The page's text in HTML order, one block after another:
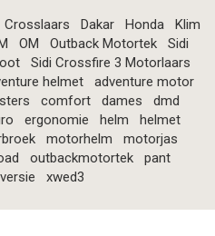
Crosslaars Dakar Honda
Klim
OM Outback Motortek
Sidi
Sidi Crossfire 3 Motorlaars
helmet
adventure motor
comfort dames
dmd
ergonomie helm
helmet
motorhelm
motorjas
outbackmotortek
pant
xwed3